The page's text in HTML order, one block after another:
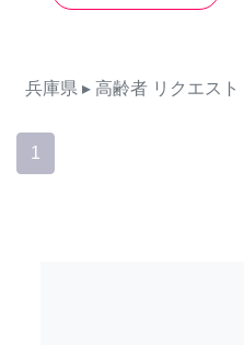
兵庫県 ▸ 高齢者 リクエスト
1